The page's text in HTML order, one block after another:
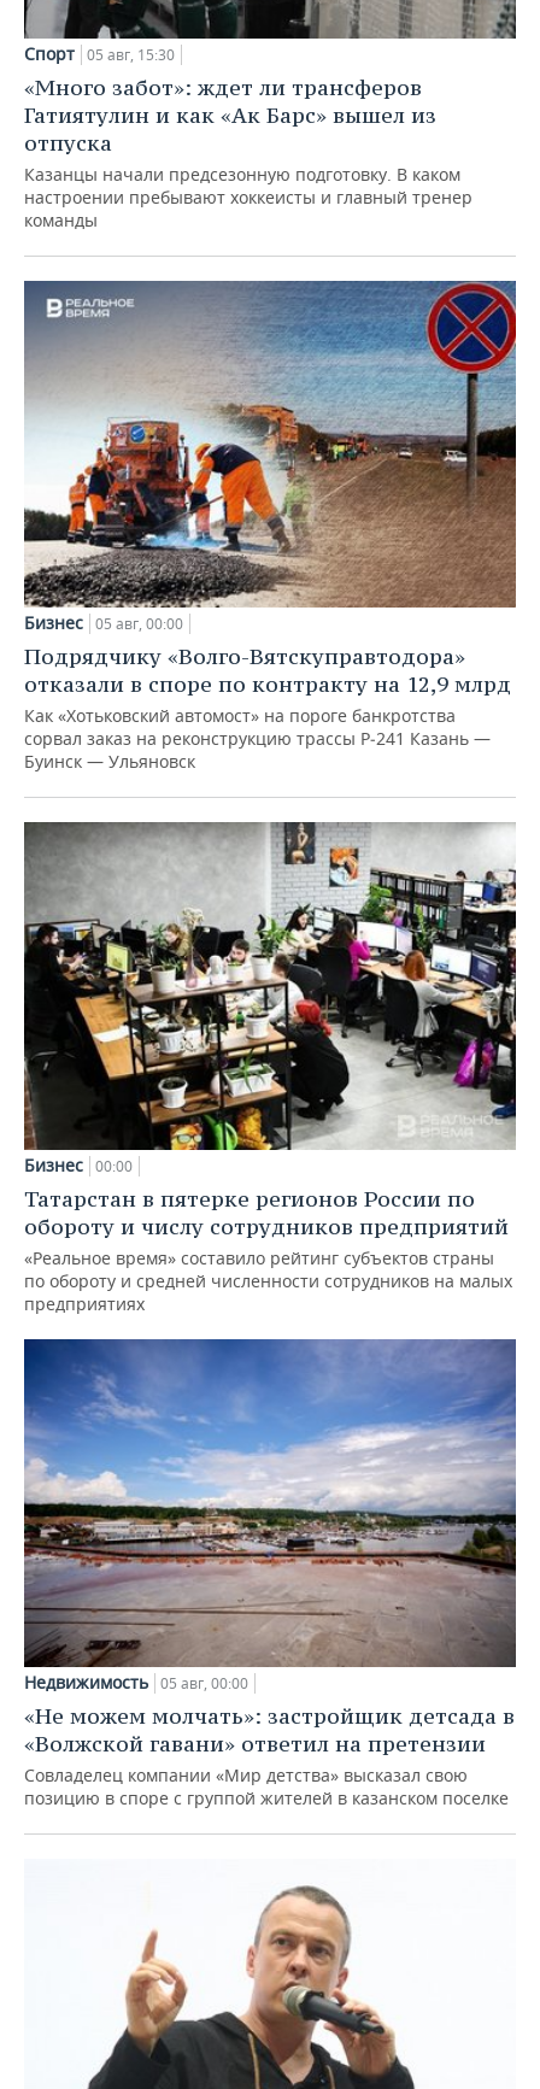
Спорт 05 авг, 15:30
«Много забот»: ждет ли трансферов
Гатиятулин и как «Ак Барс» вышел из
отпуска
Казанцы начали предсезонную подготовку. В каком
настроении пребывают хоккеисты и главный тренер
команды
Бизнес 05 авг, 00:00
Подрядчику «Волго-Вятскуправтодора»
отказали в споре по контракту на 12,9 млрд
Как «Хотьковский автомост» на пороге банкротства
сорвал заказ на реконструкцию трассы Р‑241 Казань —
Буинск — Ульяновск
Бизнес 00:00
Татарстан в пятерке регионов России по
обороту и числу сотрудников предприятий
«Реальное время» составило рейтинг субъектов страны
по обороту и средней численности сотрудников на малых
предприятиях
Недвижимость 05 авг, 00:00
«Не можем молчать»: застройщик детсада в
«Волжской гавани» ответил на претензии
Совладелец компании «Мир детства» высказал свою
позицию в споре с группой жителей в казанском поселке